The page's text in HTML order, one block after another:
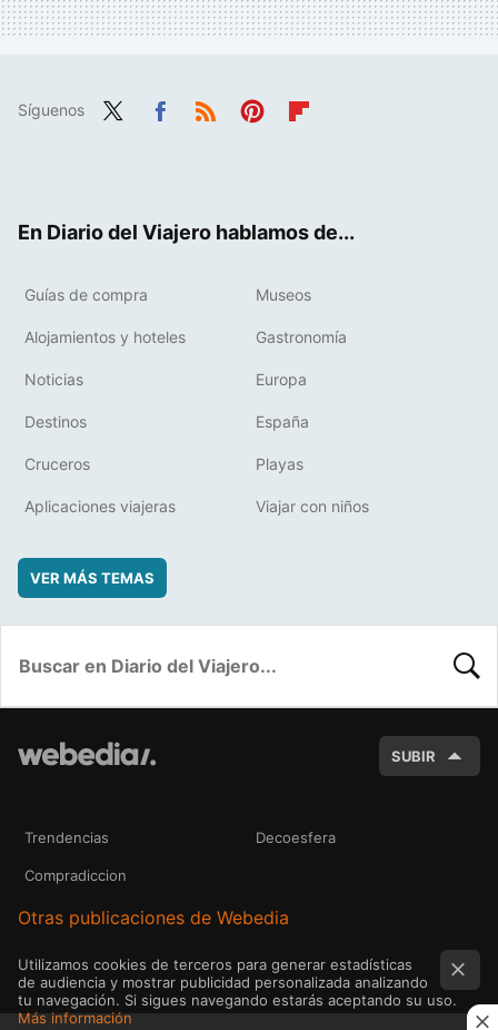
Síguenos
En Diario del Viajero hablamos de...
Guías de compra Museos
Alojamientos y hoteles Gastronomía
Noticias Europa
Destinos España
Cruceros Playas
Aplicaciones viajeras Viajar con niños
VER MÁS TEMAS
SUBIR
Trendencias Decoesfera
Compradiccion
Otras publicaciones de Webedia
Utilizamos cookies de terceros para generar estadísticas
de audiencia y mostrar publicidad personalizada analizando
tu navegación. Si sigues navegando estarás aceptando su uso.
Más información